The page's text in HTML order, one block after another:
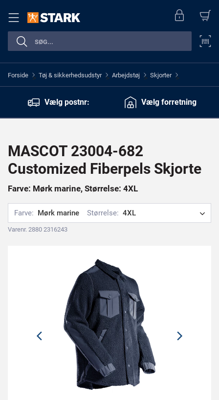
Forside > Tøj & sikkerhedsudstyr > Arbejdstøj > Skjorter >
Vælg postnr: Vælg forretning
MASCOT 23004-682
Customized Fiberpels Skjorte
Farve: Mørk marine, Størrelse: 4XL
Farve: Mørk marine Størrelse: 4XL
Varenr. 2880 2316243